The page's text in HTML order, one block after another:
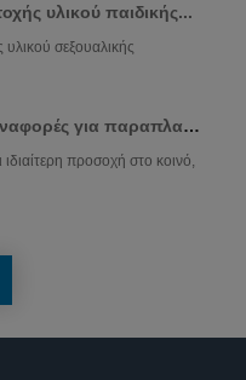
υλικού παιδικής...
σεξουαλικής
Προσοχή! Νέες αναφορές για παραπλανητικά...
προσοχή στο κοινό,